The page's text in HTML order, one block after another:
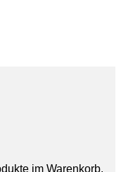
im Warenkorb.